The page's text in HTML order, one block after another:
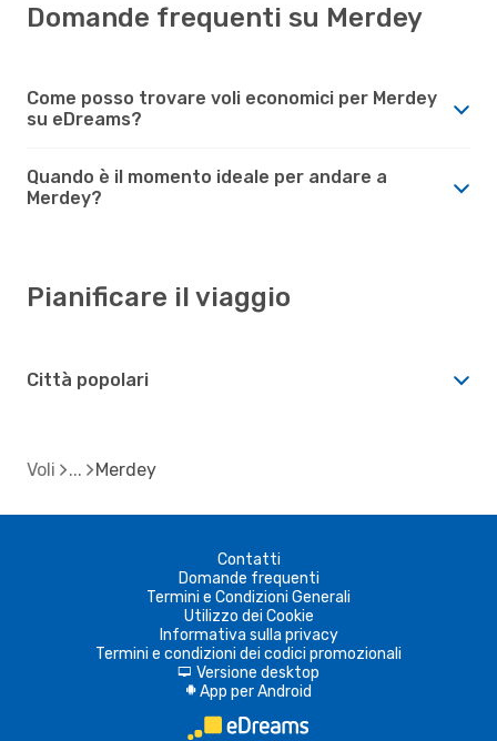
Domande frequenti su Merdey
Come posso trovare voli economici per Merdey
su eDreams?
Quando è il momento ideale per andare a
Merdey?
Pianificare il viaggio
Città popolari
Voli Merdey
Contatti
Domande frequenti
Termini e Condizioni Generali
Utilizzo dei Cookie
Informativa sulla privacy
Termini e condizioni dei codici promozionali
d Versione desktop
A App per Android